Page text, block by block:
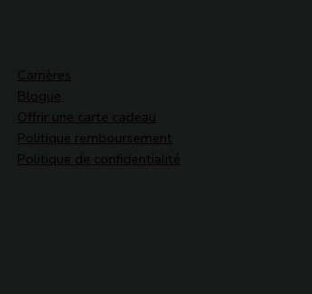
Carrières
Blogue
Offrir une carte cadeau
Politique remboursement
Politique de confidentialité